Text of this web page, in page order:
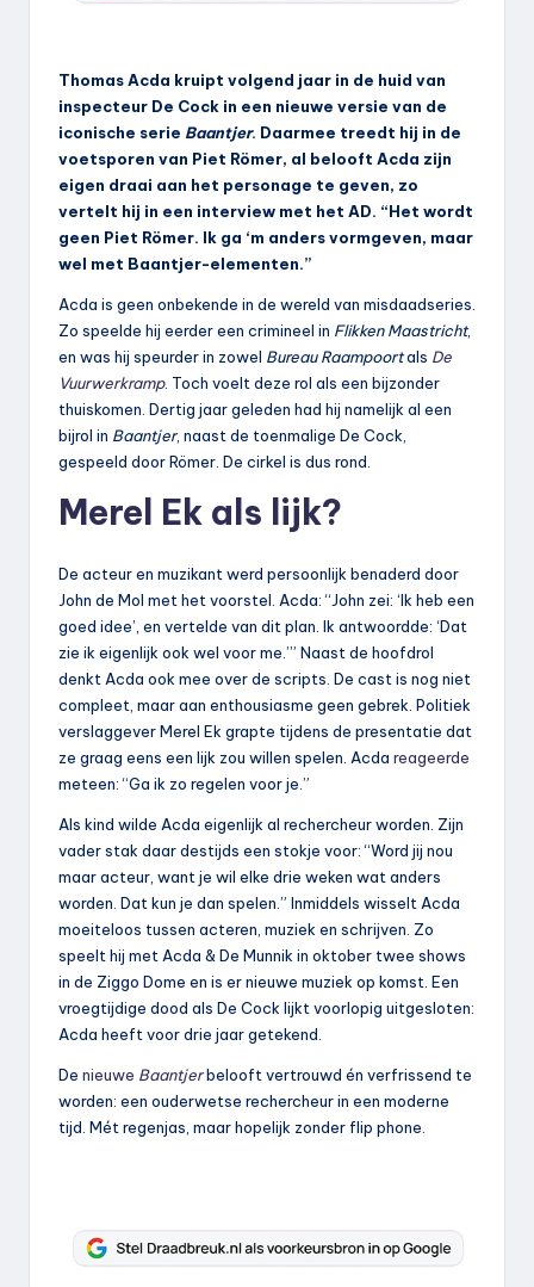
Thomas Acda kruipt volgend jaar in de huid van
inspecteur De Cock in een nieuwe versie van de
iconische serie Baantjer. Daarmee treedt hij in de
voetsporen van Piet Römer, al belooft Acda zijn
eigen draai aan het personage te geven, zo
vertelt hij in een interview met het AD. “Het wordt
geen Piet Römer. Ik ga ‘m anders vormgeven, maar
wel met Baantjer-elementen.”
Acda is geen onbekende in de wereld van misdaadseries.
Zo speelde hij eerder een crimineel in Flikken Maastricht,
en was hij speurder in zowel Bureau Raampoortals De
Vuurwerkramp. Toch voelt deze rol als een bijzonder
thuiskomen. Dertig jaar geleden had hij namelijk al een
bijrol in Baantjer, naast de toenmalige De Cock,
gespeeld door Römer. De cirkel is dus rond.
Merel Ek als lijk?
De acteur en muzikant werd persoonlijk benaderd door
John de Mol met het voorstel. Acda: “John zei: ‘Ik heb een
goed idee’, en vertelde van dit plan. Ik antwoordde: ‘Dat
zie ik eigenlijk ook wel voor me.’” Naast de hoofdrol
denkt Acda ook mee over de scripts. De cast is nog niet
compleet, maar aan enthousiasme geen gebrek. Politiek
verslaggever Merel Ek grapte tijdens de presentatie dat
ze graag eens een lijk zou willen spelen. Acda reageerde
meteen: “Ga ik zo regelen voor je.”
Als kind wilde Acda eigenlijk al rechercheur worden. Zijn
vader stak daar destijds een stokje voor: “Word jij nou
maar acteur, want je wil elke drie weken wat anders
worden. Dat kun je dan spelen.” Inmiddels wisselt Acda
moeiteloos tussen acteren, muziek en schrijven. Zo
speelt hij met Acda & De Munnik in oktober twee shows
in de Ziggo Dome en is er nieuwe muziek op komst. Een
vroegtijdige dood als De Cock lijkt voorlopig uitgesloten:
Acda heeft voor drie jaar getekend.
De nieuwe Baantjerbelooft vertrouwd én verfrissend te
worden: een ouderwetse rechercheur in een moderne
tijd. Mét regenjas, maar hopelijk zonder flip phone.